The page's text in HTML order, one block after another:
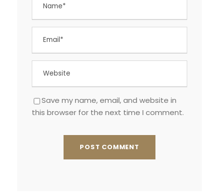
Save my name, email, and website in
this browser for the next time I comment.